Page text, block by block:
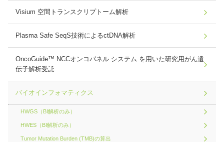
Visium 空間トランスクリプトーム解析
Plasma Safe SeqS技術によるctDNA解析
OncoGuide™ NCCオンコパネル システム を用いた研究用がん遺
伝子解析受託
バイオインフォマティクス
HWGS（BI解析のみ）
HWES（BI解析のみ）
Tumor Mutation Burden (TMB)の算出